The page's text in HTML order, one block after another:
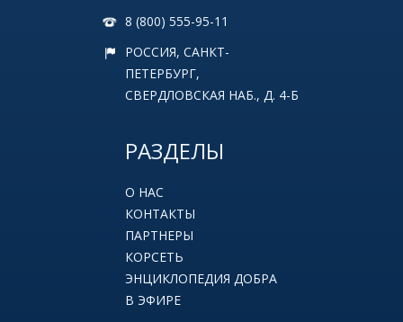
8 (800) 555-95-11
РОССИЯ, САНКТ-
ПЕТЕРБУРГ,
СВЕРДЛОВСКАЯ НАБ., Д. 4-Б
РАЗДЕЛЫ
О НАС
КОНТАКТЫ
ПАРТНЕРЫ
КОРСЕТЬ
ЭНЦИКЛОПЕДИЯ ДОБРА
В ЭФИРЕ